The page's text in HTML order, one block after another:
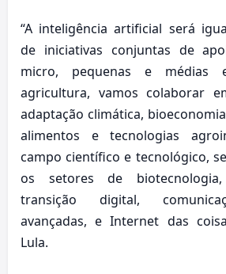
“A inteligência artificial será
de iniciativas conjuntas de
micro, pequenas e médias
agricultura, vamos colaborar
adaptação climática,
alimentos e tecnologias
campo científico e tecnológico,
os setores de biotecnologia,
transição digital,
avançadas, e Internet das
Lula.